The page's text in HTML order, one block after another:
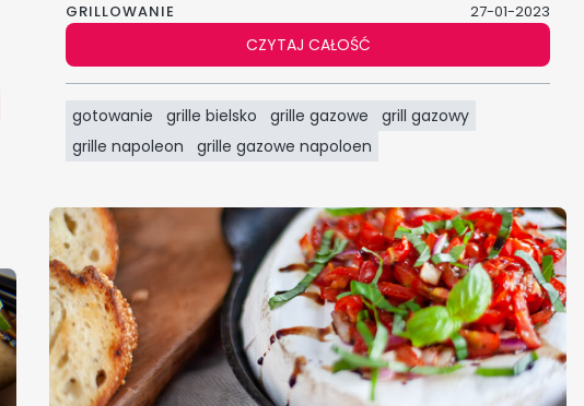
GRILLOWANIE 27-01-2023
CZYTAJ CAŁOŚĆ
gotowanie grille bielsko grille gazowe
grill gazowy
grille napoleon
grille gazowe napoloen